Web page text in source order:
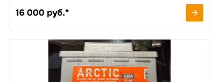
16 000 руб.*